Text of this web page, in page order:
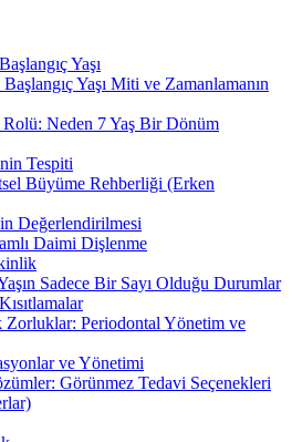
Yaşı
Yaşı Miti ve Zamanlamanın
Neden 7 Yaş Bir Dönüm
Tespiti
Büyüme Rehberliği (Erken
Değerlendirilmesi
Daimi Dişlenme
Sadece Bir Sayı Olduğu Durumlar
Periodontal Yönetim ve
ve Yönetimi
Görünmez Tedavi Seçenekleri